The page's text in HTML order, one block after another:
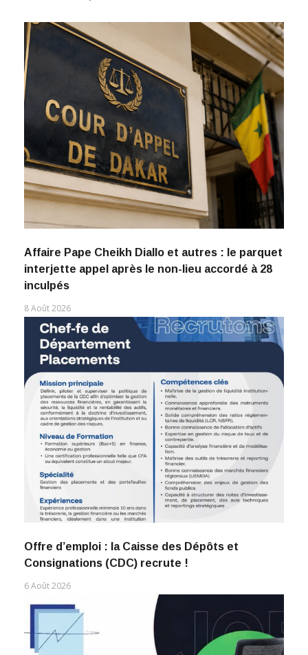
Affaire Pape Cheikh Diallo et autres : le parquet
interjette appel après le non-lieu accordé à 28
inculpés
8 Août 2026
Offre d’emploi : la Caisse des Dépôts et
Consignations (CDC) recrute !
6 Août 2026